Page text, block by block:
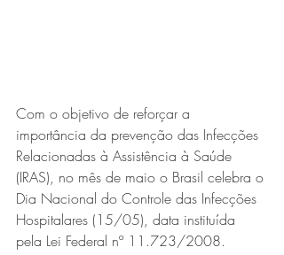
Projeto abre inscrições para
formar grupo de teatro cristão
no Vale do Aço
Com o objetivo de reforçar a
importância da prevenção das Infecções
Relacionadas à Assistência à Saúde
(IRAS), no mês de maio o Brasil celebra o
Dia Nacional do Controle das Infecções
Hospitalares (15/05), data instituída
pela Lei Federal nº 11.723/2008.